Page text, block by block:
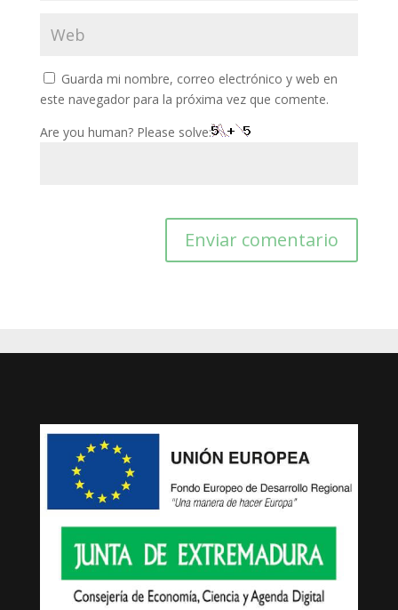
Guarda mi nombre, correo electrónico y web en
este navegador para la próxima vez que comente.
Are you human? Please solve: